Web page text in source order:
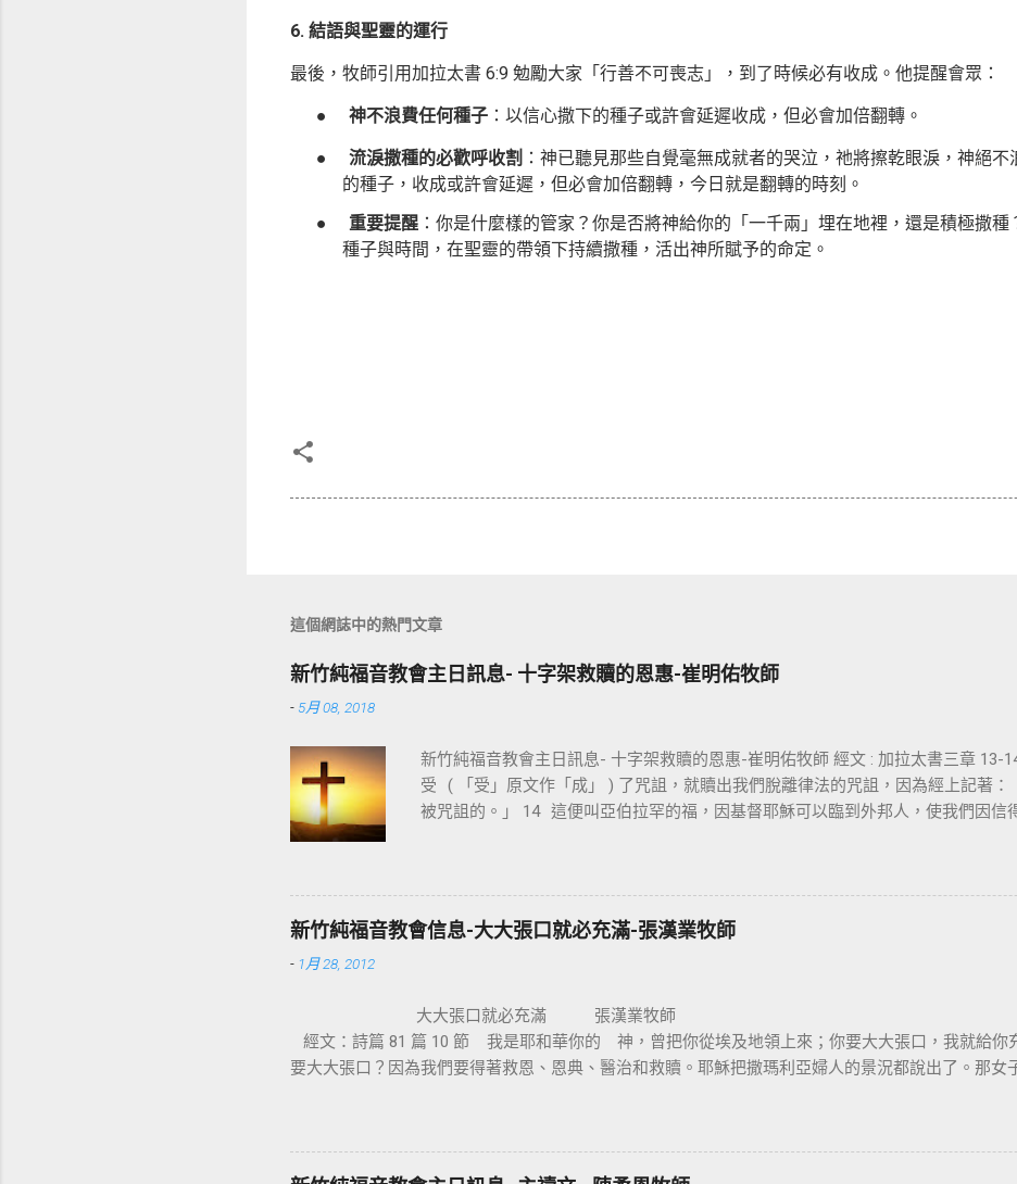
6. 結語與聖靈的運行
最後，牧師引用加拉太書 6:9 勉勵大家「行善不可喪志」，到了時候必有收成。他提醒會眾：
● 神不浪費任何種子 ：以信心撒下的種子或許會延遲收成，但必會加倍翻轉。
● 流淚撒種的必歡呼收割 ：神已聽見那些自覺毫無成就者的哭泣，祂將擦乾眼淚，神絕
的種子，收成或許會延遲，但必會加倍翻轉，今日就是翻轉的時刻。
●
重要提醒 ：你是什麼樣的管家？你是否將神給你的「一千兩」埋在地裡，還是積極撒種
種子與時間，在聖靈的帶領下持續撒種，活出神所賦予的命定。
這個網誌中的熱門文章
新竹純福音教會主日訊息- 十字架救贖的恩惠-崔明佑牧師
- 5月 08, 2018
新竹純福音教會主日訊息- 十字架救贖的恩惠-崔明佑牧師 經文 : 加拉太書三章 13-
受 ( 「受」原文作「成」 ) 了咒詛，就贖出我們脫離律法的咒詛，因為經上記著：
被咒詛的。」 14 這便叫亞伯拉罕的福，因基督耶穌可以臨到外邦人，使我們因信
穌。使徒保羅對哥林多的教會說：我不以我的智慧言語來傳講神的福音，我立定心
神的能力，我們是因耶穌基督成為新造的人。 林後 5:17 若有人在基督裡，他就是
都變成新的了。 在基督裡成為新造的人有兩個意義：一是修理舊的，使它能像新的
架也成為愛與犧牲的象徵。 一個真正體會耶穌基督救贖恩典的人，才能樂意感謝
們的十字架，耶穌在十字架上給我們什麼恩典呢 ? 一、從律法中得釋放 ：耶穌基
血，讓我們從律法的綑綁中得釋放，沒有罪的耶穌為有罪的我們，流出寶血救贖我
與以色列百姓立約，立約的根據就是十誡命，若沒有做到就會受到審判。我們若遵
就臨到我們身上 ( 申 28:1-14) ； 反之 ， 耶和華的咒詛就臨到 ( 申 28:15-68) 。 世
的榮耀 ， 人是無法解決罪的問題，唯有藉著耶穌基督十字架的救贖，才能讓我們從
新竹純福音教會信息-大大張口就必充滿-張漢業牧師
- 1月 28, 2012
大大張口就必充滿 張漢
經文：詩篇 81 篇 10 節 我是耶和華你的 神，曾把你從埃及地領上來；你要大大張口，我就給
要大大張口？因為我們要得著救恩、恩典、醫治和救贖。耶穌把撒瑪利亞婦人的景況都說出了。那女
門口，看見一位生來瘸腿的，彼得說：【 金和銀我都没有，只把我所擁有的給你，我奉拿撒勒人耶
但我已經得到醫治了」。 神喜歡我們大大張口，因為祂喜歡我們把內心實際的表達出來。 神不是不知